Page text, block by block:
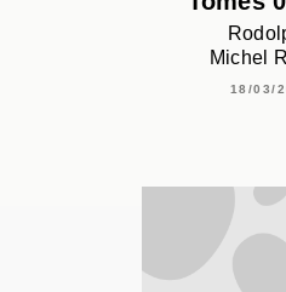
Michel
18/03/